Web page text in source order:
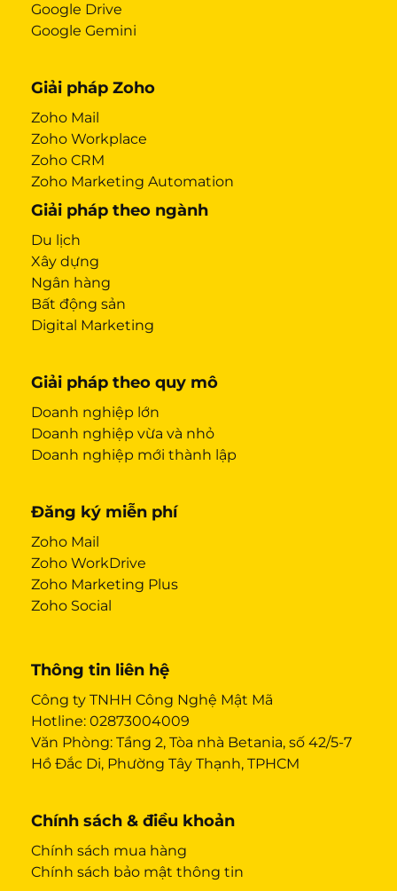
Google Drive
Google Gemini
Giải pháp Zoho
Zoho Mail
Zoho Workplace
Zoho CRM
Zoho Marketing Automation
Giải pháp theo ngành
Du lịch
Xây dựng
Ngân hàng
Bất động sản
Digital Marketing
Giải pháp theo quy mô
Doanh nghiệp lớn
Doanh nghiệp vừa và nhỏ
Doanh nghiệp mới thành lập
Đăng ký miễn phí
Zoho Mail
Zoho WorkDrive
Zoho Marketing Plus
Zoho Social
Thông tin liên hệ
Công ty TNHH Công Nghệ Mật Mã
Hotline: 02873004009
Văn Phòng: Tầng 2, Tòa nhà Betania, số 42/5-7
Hồ Đắc Di, Phường Tây Thạnh, TPHCM
Chính sách & điều khoản
Chính sách mua hàng
Chính sách bảo mật thông tin